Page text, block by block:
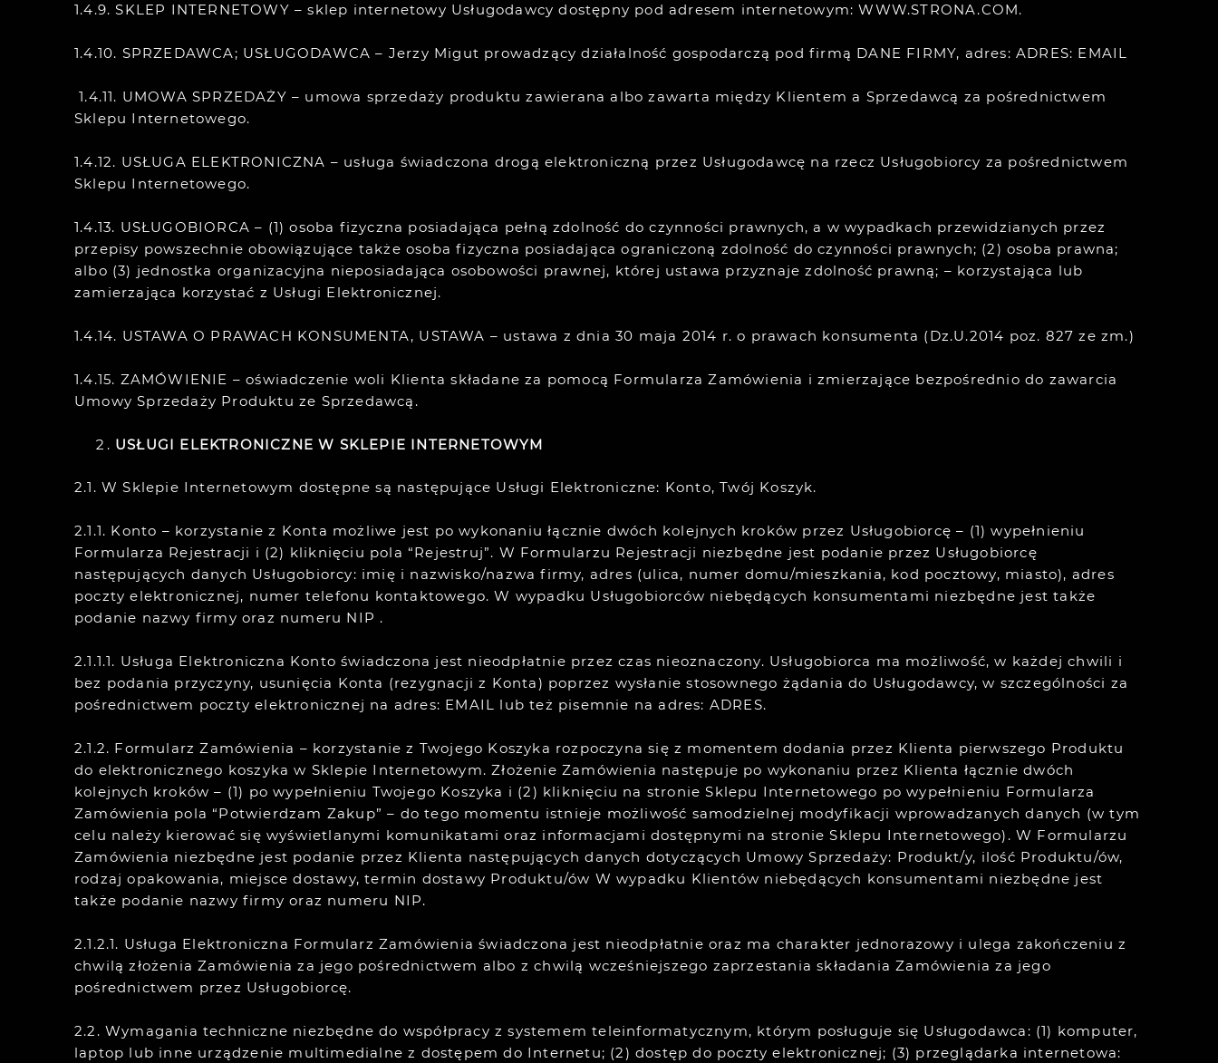
1.4.9. SKLEP INTERNETOWY – sklep internetowy Usługodawcy dostępny pod adresem internetowym: WWW.STRONA.COM.
1.4.10. SPRZEDAWCA; USŁUGODAWCA – Jerzy Migut prowadzący działalność gospodarczą pod firmą DANE FIRMY, adres: ADRES: EMAIL
1.4.11. UMOWA SPRZEDAŻY – umowa sprzedaży produktu zawierana albo zawarta między Klientem a Sprzedawcą za pośrednictwem
Sklepu Internetowego.
1.4.12. USŁUGA ELEKTRONICZNA – usługa świadczona drogą elektroniczną przez Usługodawcę na rzecz Usługobiorcy za pośrednictwem
Sklepu Internetowego.
1.4.13. USŁUGOBIORCA – (1) osoba fizyczna posiadająca pełną zdolność do czynności prawnych, a w wypadkach przewidzianych przez
przepisy powszechnie obowiązujące także osoba fizyczna posiadająca ograniczoną zdolność do czynności prawnych; (2) osoba prawna;
albo (3) jednostka organizacyjna nieposiadająca osobowości prawnej, której ustawa przyznaje zdolność prawną; – korzystająca lub
zamierzająca korzystać z Usługi Elektronicznej.
1.4.14. USTAWA O PRAWACH KONSUMENTA, USTAWA – ustawa z dnia 30 maja 2014 r. o prawach konsumenta (Dz.U.2014 poz. 827 ze zm.)
1.4.15. ZAMÓWIENIE – oświadczenie woli Klienta składane za pomocą Formularza Zamówienia i zmierzające bezpośrednio do zawarcia
Umowy Sprzedaży Produktu ze Sprzedawcą.
USŁUGI ELEKTRONICZNE W SKLEPIE INTERNETOWYM
2.1. W Sklepie Internetowym dostępne są następujące Usługi Elektroniczne: Konto, Twój Koszyk.
2.1.1. Konto – korzystanie z Konta możliwe jest po wykonaniu łącznie dwóch kolejnych kroków przez Usługobiorcę – (1) wypełnieniu
Formularza Rejestracji i (2) kliknięciu pola “Rejestruj”. W Formularzu Rejestracji niezbędne jest podanie przez Usługobiorcę
następujących danych Usługobiorcy: imię i nazwisko/nazwa firmy, adres (ulica, numer domu/mieszkania, kod pocztowy, miasto), adres
poczty elektronicznej, numer telefonu kontaktowego. W wypadku Usługobiorców niebędących konsumentami niezbędne jest także
podanie nazwy firmy oraz numeru NIP .
2.1.1.1. Usługa Elektroniczna Konto świadczona jest nieodpłatnie przez czas nieoznaczony. Usługobiorca ma możliwość, w każdej chwili i
bez podania przyczyny, usunięcia Konta (rezygnacji z Konta) poprzez wysłanie stosownego żądania do Usługodawcy, w szczególności za
pośrednictwem poczty elektronicznej na adres: EMAIL lub też pisemnie na adres: ADRES.
2.1.2. Formularz Zamówienia – korzystanie z Twojego Koszyka rozpoczyna się z momentem dodania przez Klienta pierwszego Produktu
do elektronicznego koszyka w Sklepie Internetowym. Złożenie Zamówienia następuje po wykonaniu przez Klienta łącznie dwóch
kolejnych kroków – (1) po wypełnieniu Twojego Koszyka i (2) kliknięciu na stronie Sklepu Internetowego po wypełnieniu Formularza
Zamówienia pola “Potwierdzam Zakup” – do tego momentu istnieje możliwość samodzielnej modyfikacji wprowadzanych danych (w tym
celu należy kierować się wyświetlanymi komunikatami oraz informacjami dostępnymi na stronie Sklepu Internetowego). W Formularzu
Zamówienia niezbędne jest podanie przez Klienta następujących danych dotyczących Umowy Sprzedaży: Produkt/y, ilość Produktu/ów,
rodzaj opakowania, miejsce dostawy, termin dostawy Produktu/ów W wypadku Klientów niebędących konsumentami niezbędne jest
także podanie nazwy firmy oraz numeru NIP.
2.1.2.1. Usługa Elektroniczna Formularz Zamówienia świadczona jest nieodpłatnie oraz ma charakter jednorazowy i ulega zakończeniu z
chwilą złożenia Zamówienia za jego pośrednictwem albo z chwilą wcześniejszego zaprzestania składania Zamówienia za jego
pośrednictwem przez Usługobiorcę.
2.2. Wymagania techniczne niezbędne do współpracy z systemem teleinformatycznym, którym posługuje się Usługodawca: (1) komputer,
laptop lub inne urządzenie multimedialne z dostępem do Internetu; (2) dostęp do poczty elektronicznej; (3) przeglądarka internetowa: